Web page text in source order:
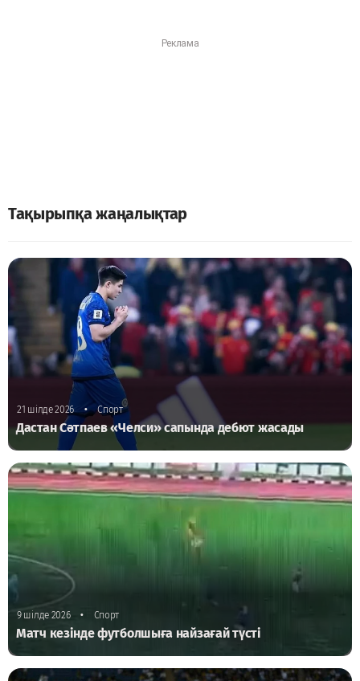
Тақырыпқа жаңалықтар
21 шілде 2026 • Спорт
Дастан Сәтпаев «Челси» сапында дебют жасады
9 шілде 2026 • Спорт
Матч кезінде футболшыға найзағай түсті